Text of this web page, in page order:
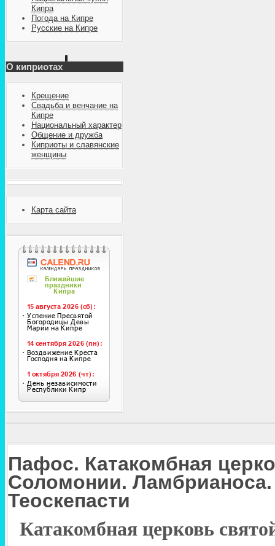
Кипра
Погода на Кипре
Русские на Кипре
О киприотах
Крещение
Свадьба и венчание на
Кипре
Национальный характер
Общение и дружба
Киприоты и славянские
женщины
Карта сайта
Пафос. Катакомбная
Соломонии.
Теоскепасти
Катакомбная церковь